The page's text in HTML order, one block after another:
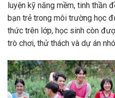
luyện kỹ năng mềm, tinh thần
bạn trẻ trong môi trường học
thức trên lớp, học sinh còn
trò chơi, thử thách và dự án